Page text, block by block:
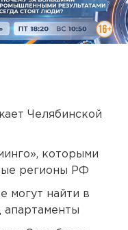
Челябинской
которыми
регионы РФ
могут найти в
апартаменты